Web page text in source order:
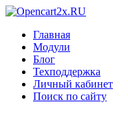
Главная
Модули
Блог
Техподдержка
Личный кабинет
Поиск по сайту